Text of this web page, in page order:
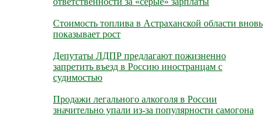
Стоимость топлива в Астраханской области вновь
показывает рост
Депутаты ЛДПР предлагают пожизненно
запретить въезд в Россию иностранцам с
судимостью
Продажи легального алкоголя в России
значительно упали из-за популярности самогона